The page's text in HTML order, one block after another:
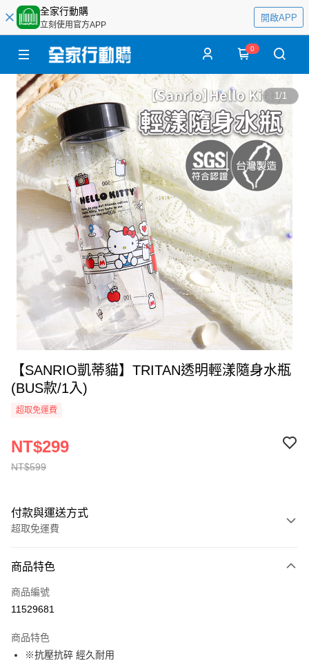
全家行動購
立刻使用官方APP
開啟APP
0
1/1
【SANRIO凱蒂貓】TRITAN透明輕漾隨身水瓶
(BUS款/1入)
超取免運費
NT$599
NT$299
付款與運送方式
超取免運費
全家線上支付
超商取貨付款
運送方式
全家取貨付款
商品特色
商品編號
11529681
商品特色
※抗壓抗碎 經久耐用